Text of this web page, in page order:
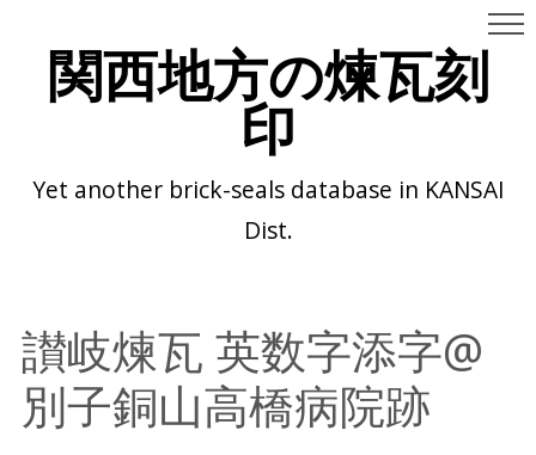
関西地方の煉瓦刻
印
Yet another brick-seals database in KANSAI
Dist.
讃岐煉瓦 英数字添字@
別子銅山高橋病院跡